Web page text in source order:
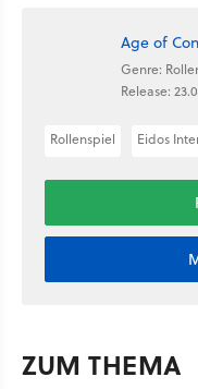
Age of
Genre:
Release:
Rollenspiel Eidos
ZUM THEMA